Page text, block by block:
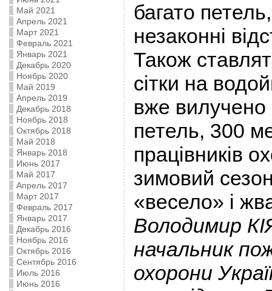
Май 2021
Апрель 2021
Март 2021
Февраль 2021
Январь 2021
Декабрь 2020
Ноябрь 2020
Май 2019
Апрель 2019
Декабрь 2018
Ноябрь 2018
Октябрь 2018
Май 2018
Январь 2018
Июнь 2017
Май 2017
Апрель 2017
Март 2017
Февраль 2017
Январь 2017
Декабрь 2016
Ноябрь 2016
Октябрь 2016
Сентябрь 2016
Июль 2016
Июнь 2016
багато
незаконні
Також
сітки на
вже вилучено
петель, 300
працівників
зимовий
«весело» і
Володимир
начальник
охорони